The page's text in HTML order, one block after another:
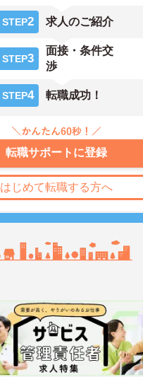
STEP2 求人のご紹介
STEP3
面接・条件交
渉
STEP4 転職成功！
転職サポートに登録
はじめて転職する方へ